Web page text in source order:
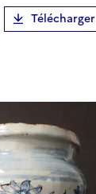
Télécharger